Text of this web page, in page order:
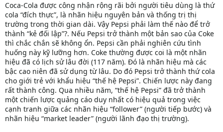
Coca-Cola được công nhận rộng rãi bởi người tiêu dùng là thứ
cola “đích thực”, là nhãn hiệu nguyên bản và thống trị thị
trường trong thời gian dài. Vậy Pepsi phải làm thế nào để trở
thành “kẻ đối lập”?. Nếu Pepsi trở thành một bản sao của Coke
thì chắc chắn sẽ không ổn. Pepsi cần phải nghiên cứu tình
huống này kỹ lưỡng hơn. Coke thường được coi là một nhãn
hiệu đã có lịch sử lâu đời (117 năm). Đó là nhãn hiệu mà các
bậc cao niên đã sử dụng từ lâu. Do đó Pepsi trở thành thứ cola
cho giới trẻ với khẩu hiệu “thế hệ Pepsi”. Chiến lược này đang
rất thành công. Qua nhiều năm, “thế hệ Pepsi” đã trở thành
một chiến lược quảng cáo duy nhất có hiệu quả trong việc
cạnh tranh giữa các nhãn hiệu “follower” (người tiếp bước) và
nhãn hiệu “market leader” (người lãnh đạo thị trường).